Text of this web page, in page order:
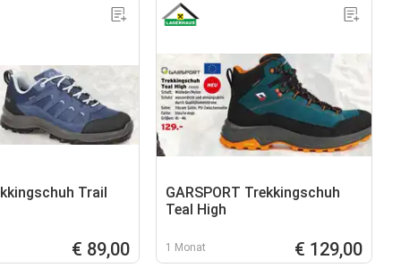
Trail
€ 89,00
GARSPORT Trekkingschuh
Teal High
1 Monat € 129,00